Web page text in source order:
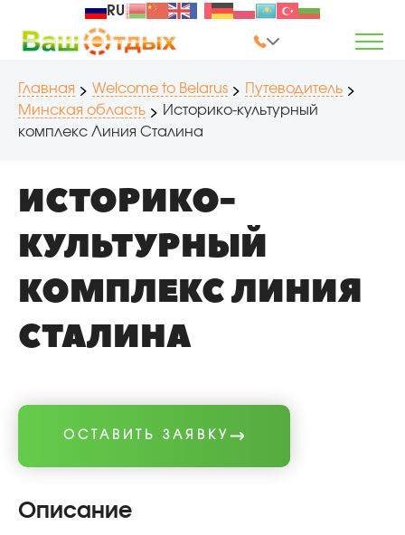
RU
Главная Welcome to Belarus
Путеводитель
Минская область
Историко-культурный
комплекс Линия Сталина
ИСТОРИКО-
КУЛЬТУРНЫЙ
КОМПЛЕКС ЛИНИЯ
СТАЛИНА
ОСТАВИТЬ ЗАЯВКУ
Описание